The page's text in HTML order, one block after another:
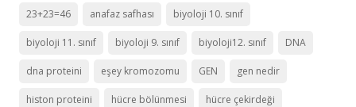
23+23=46 anafaz safhası biyoloji 10. sınıf
biyoloji 11. sınıf biyoloji 9. sınıf biyoloji12. sınıf DNA
dna proteini eşey kromozomu GEN gen nedir
histon proteini hücre bölünmesi hücre çekirdeği